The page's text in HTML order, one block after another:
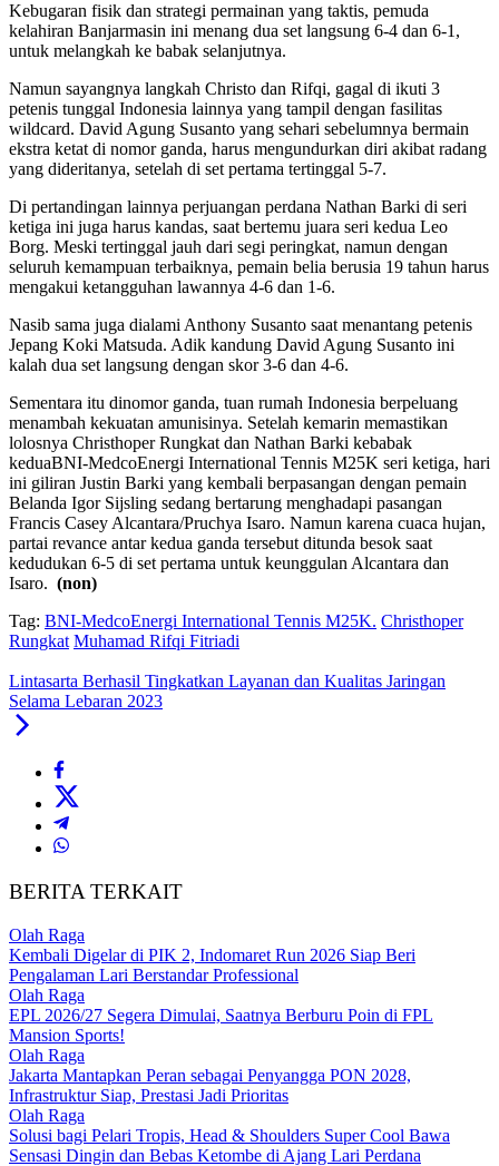
Kebugaran fisik dan strategi permainan yang taktis, pemuda
kelahiran Banjarmasin ini menang dua set langsung 6-4 dan 6-1,
untuk melangkah ke babak selanjutnya.
Namun sayangnya langkah Christo dan Rifqi, gagal di ikuti 3
petenis tunggal Indonesia lainnya yang tampil dengan fasilitas
wildcard. David Agung Susanto yang sehari sebelumnya bermain
ekstra ketat di nomor ganda, harus mengundurkan diri akibat radang
yang dideritanya, setelah di set pertama tertinggal 5-7.
Di pertandingan lainnya perjuangan perdana Nathan Barki di seri
ketiga ini juga harus kandas, saat bertemu juara seri kedua Leo
Borg. Meski tertinggal jauh dari segi peringkat, namun dengan
seluruh kemampuan terbaiknya, pemain belia berusia 19 tahun harus
mengakui ketangguhan lawannya 4-6 dan 1-6.
Nasib sama juga dialami Anthony Susanto saat menantang petenis
Jepang Koki Matsuda. Adik kandung David Agung Susanto ini
kalah dua set langsung dengan skor 3-6 dan 4-6.
Sementara itu dinomor ganda, tuan rumah Indonesia berpeluang
menambah kekuatan amunisinya. Setelah kemarin memastikan
lolosnya Christhoper Rungkat dan Nathan Barki kebabak
keduaBNI-MedcoEnergi International Tennis M25K seri ketiga, hari
ini giliran Justin Barki yang kembali berpasangan dengan pemain
Belanda Igor Sijsling sedang bertarung menghadapi pasangan
Francis Casey Alcantara/Pruchya Isaro. Namun karena cuaca hujan,
partai revance antar kedua ganda tersebut ditunda besok saat
kedudukan 6-5 di set pertama untuk keunggulan Alcantara dan
Isaro. (non)
Tag: BNI-MedcoEnergi International Tennis M25K. Christhoper
Rungkat Muhamad Rifqi Fitriadi
Lintasarta Berhasil Tingkatkan Layanan dan Kualitas Jaringan
Selama Lebaran 2023
BERITA TERKAIT
Olah Raga
Kembali Digelar di PIK 2, Indomaret Run 2026 Siap Beri
Pengalaman Lari Berstandar Professional
Olah Raga
EPL 2026/27 Segera Dimulai, Saatnya Berburu Poin di FPL
Mansion Sports!
Olah Raga
Jakarta Mantapkan Peran sebagai Penyangga PON 2028,
Infrastruktur Siap, Prestasi Jadi Prioritas
Olah Raga
Solusi bagi Pelari Tropis, Head & Shoulders Super Cool Bawa
Sensasi Dingin dan Bebas Ketombe di Ajang Lari Perdana